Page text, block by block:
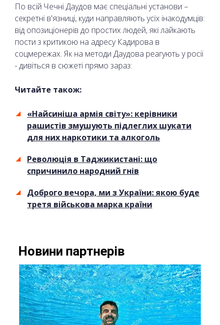
По всій Чечні Даудов має спеціальні установи –
секретні в'язниці, куди направляють усіх інакодумців:
від опозиціонерів до простих людей, які лайкають
пости з критикою на адресу Кадирова в
соцмережах. Як на методи Даудова реагують у росії
- дивіться в сюжеті прямо зараз:
Читайте також:
«Найсиніша армія світу»: керівники
рашистів змушують підлеглих шукати
для них наркотики та алкоголь
Революція в Таджикистані: що
спричинило народний гнів
Доброго вечора, ми з України: якою буде
третя військова марка країни